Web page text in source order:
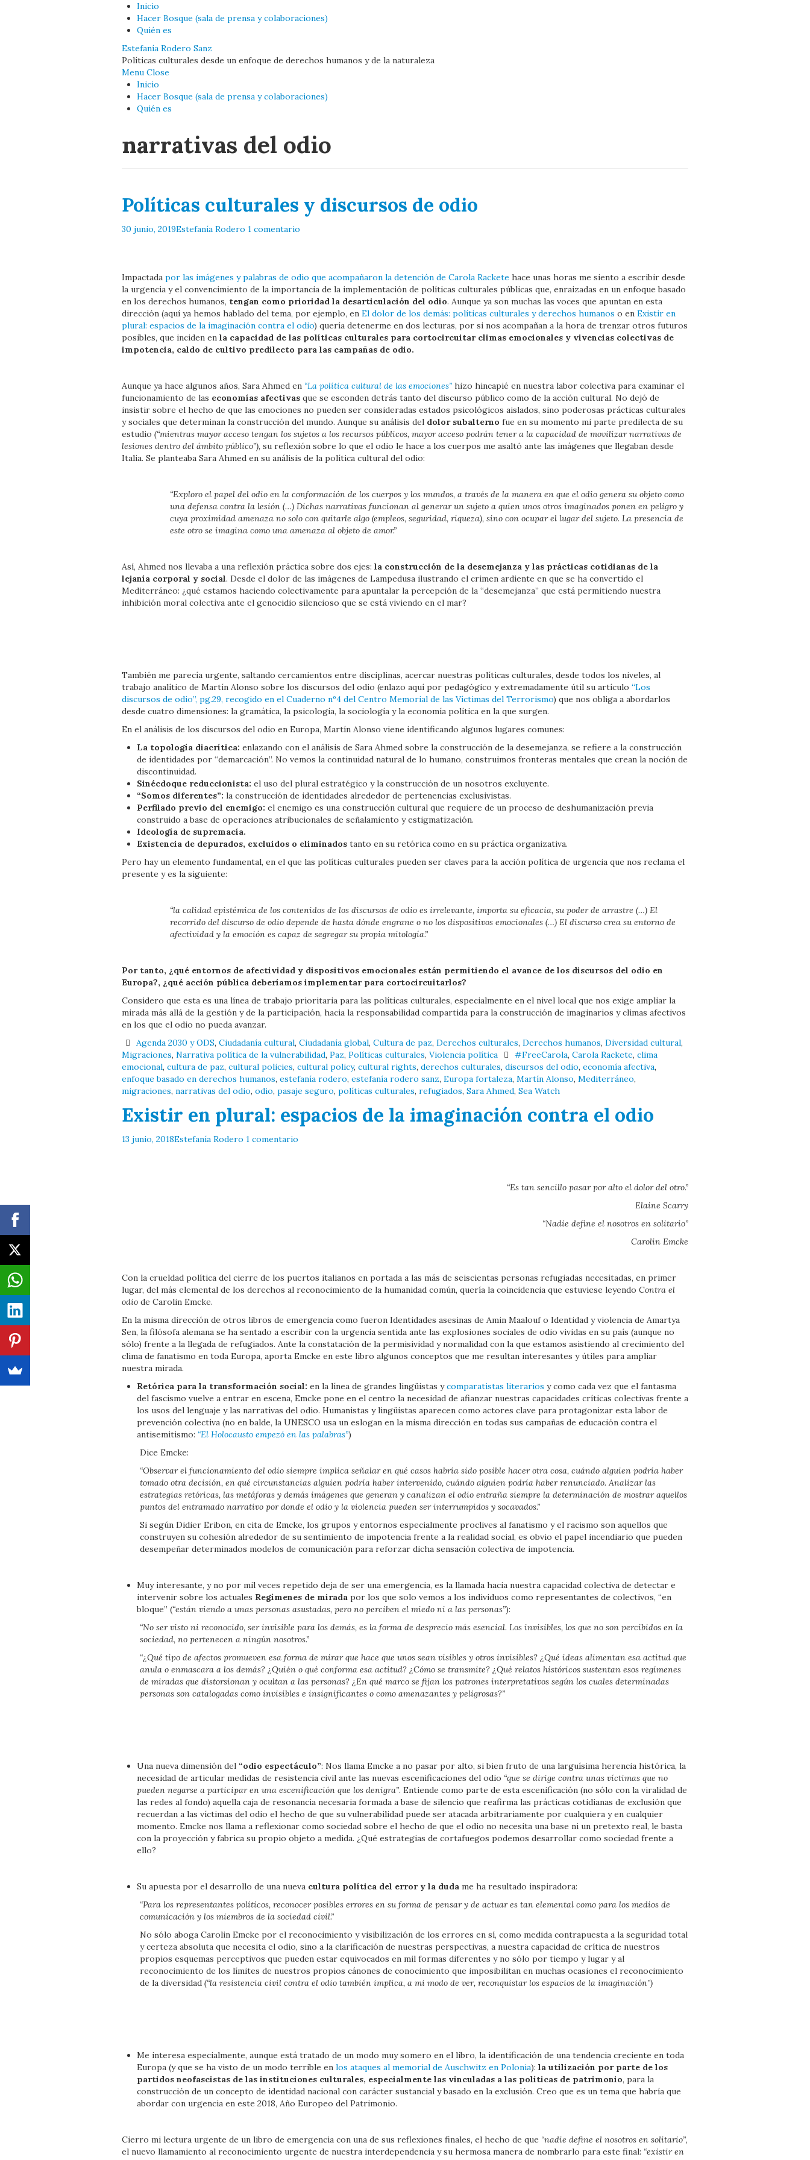
Inicio
Hacer Bosque (sala de prensa y colaboraciones)
Quién es
Estefanía Rodero Sanz
Políticas culturales desde un enfoque de derechos humanos y de la naturaleza
Menu Close
Inicio
Hacer Bosque (sala de prensa y colaboraciones)
Quién es
narrativas del odio
Políticas culturales y discursos de odio
30 junio, 2019Estefanía Rodero 1 comentario
Impactada por las imágenes y palabras de odio que acompañaron la detención de Carola Rackete hace unas horas me siento a escribir desde
la urgencia y el convencimiento de la importancia de la implementación de políticas culturales públicas que, enraizadas en un enfoque basado
en los derechos humanos, tengan como prioridad la desarticulación del odio. Aunque ya son muchas las voces que apuntan en esta
dirección (aquí ya hemos hablado del tema, por ejemplo, en El dolor de los demás: políticas culturales y derechos humanos o en Existir en
plural: espacios de la imaginación contra el odio) quería detenerme en dos lecturas, por si nos acompañan a la hora de trenzar otros futuros
posibles, que inciden en la capacidad de las políticas culturales para cortocircuitar climas emocionales y vivencias colectivas de
impotencia, caldo de cultivo predilecto para las campañas de odio.
Aunque ya hace algunos años, Sara Ahmed en “La política cultural de las emociones” hizo hincapié en nuestra labor colectiva para examinar el
funcionamiento de las economías afectivas que se esconden detrás tanto del discurso público como de la acción cultural. No dejó de
insistir sobre el hecho de que las emociones no pueden ser consideradas estados psicológicos aislados, sino poderosas prácticas culturales
y sociales que determinan la construcción del mundo. Aunque su análisis del dolor subalterno fue en su momento mi parte predilecta de su
estudio (“mientras mayor acceso tengan los sujetos a los recursos públicos, mayor acceso podrán tener a la capacidad de movilizar narrativas de
lesiones dentro del ámbito público”), su reflexión sobre lo que el odio le hace a los cuerpos me asaltó ante las imágenes que llegaban desde
Italia. Se planteaba Sara Ahmed en su análisis de la política cultural del odio:
“Exploro el papel del odio en la conformación de los cuerpos y los mundos, a través de la manera en que el odio genera su objeto como
una defensa contra la lesión (…) Dichas narrativas funcionan al generar un sujeto a quien unos otros imaginados ponen en peligro y
cuya proximidad amenaza no solo con quitarle algo (empleos, seguridad, riqueza), sino con ocupar el lugar del sujeto. La presencia de
este otro se imagina como una amenaza al objeto de amor.”
Así, Ahmed nos llevaba a una reflexión práctica sobre dos ejes: la construcción de la desemejanza y las prácticas cotidianas de la
lejanía corporal y social. Desde el dolor de las imágenes de Lampedusa ilustrando el crimen ardiente en que se ha convertido el
Mediterráneo: ¿qué estamos haciendo colectivamente para apuntalar la percepción de la “desemejanza” que está permitiendo nuestra
inhibición moral colectiva ante el genocidio silencioso que se está viviendo en el mar?
También me parecía urgente, saltando cercamientos entre disciplinas, acercar nuestras políticas culturales, desde todos los niveles, al
trabajo analítico de Martín Alonso sobre los discursos del odio (enlazo aquí por pedagógico y extremadamente útil su artículo “Los
discursos de odio”, pg.29, recogido en el Cuaderno nº4 del Centro Memorial de las Víctimas del Terrorismo) que nos obliga a abordarlos
desde cuatro dimensiones: la gramática, la psicología, la sociología y la economía política en la que surgen.
En el análisis de los discursos del odio en Europa, Martín Alonso viene identificando algunos lugares comunes:
La topología diacrítica: enlazando con el análisis de Sara Ahmed sobre la construcción de la desemejanza, se refiere a la construcción
de identidades por “demarcación”. No vemos la continuidad natural de lo humano, construimos fronteras mentales que crean la noción de
discontinuidad.
Sinécdoque reduccionista: el uso del plural estratégico y la construcción de un nosotros excluyente.
“Somos diferentes”: la construcción de identidades alrededor de pertenencias exclusivistas.
Perfilado previo del enemigo: el enemigo es una construcción cultural que requiere de un proceso de deshumanización previa
construido a base de operaciones atribucionales de señalamiento y estigmatización.
Ideología de supremacía.
Existencia de depurados, excluidos o eliminados tanto en su retórica como en su práctica organizativa.
Pero hay un elemento fundamental, en el que las políticas culturales pueden ser claves para la acción política de urgencia que nos reclama el
presente y es la siguiente:
“la calidad epistémica de los contenidos de los discursos de odio es irrelevante, importa su eficacia, su poder de arrastre (…) El
recorrido del discurso de odio depende de hasta dónde engrane o no los dispositivos emocionales (…) El discurso crea su entorno de
afectividad y la emoción es capaz de segregar su propia mitología.”
Por tanto, ¿qué entornos de afectividad y dispositivos emocionales están permitiendo el avance de los discursos del odio en
Europa?, ¿qué acción pública deberíamos implementar para cortocircuitarlos?
Considero que esta es una línea de trabajo prioritaria para las políticas culturales, especialmente en el nivel local que nos exige ampliar la
mirada más allá de la gestión y de la participación, hacia la responsabilidad compartida para la construcción de imaginarios y climas afectivos
en los que el odio no pueda avanzar.
Agenda 2030 y ODS, Ciudadanía cultural, Ciudadanía global, Cultura de paz, Derechos culturales, Derechos humanos, Diversidad cultural,
Migraciones, Narrativa política de la vulnerabilidad, Paz, Políticas culturales, Violencia política #FreeCarola, Carola Rackete, clima
emocional, cultura de paz, cultural policies, cultural policy, cultural rights, derechos culturales, discursos del odio, economía afectiva,
enfoque basado en derechos humanos, estefanía rodero, estefanía rodero sanz, Europa fortaleza, Martín Alonso, Mediterráneo,
migraciones, narrativas del odio, odio, pasaje seguro, políticas culturales, refugiados, Sara Ahmed, Sea Watch
Existir en plural: espacios de la imaginación contra el odio
13 junio, 2018Estefanía Rodero 1 comentario
“Es tan sencillo pasar por alto el dolor del otro.”
Elaine Scarry
“Nadie define el nosotros en solitario”
Carolin Emcke
Con la crueldad política del cierre de los puertos italianos en portada a las más de seiscientas personas refugiadas necesitadas, en primer
lugar, del más elemental de los derechos al reconocimiento de la humanidad común, quería la coincidencia que estuviese leyendo Contra el
odio de Carolin Emcke.
En la misma dirección de otros libros de emergencia como fueron Identidades asesinas de Amin Maalouf o Identidad y violencia de Amartya
Sen, la filósofa alemana se ha sentado a escribir con la urgencia sentida ante las explosiones sociales de odio vividas en su país (aunque no
sólo) frente a la llegada de refugiados. Ante la constatación de la permisividad y normalidad con la que estamos asistiendo al crecimiento del
clima de fanatismo en toda Europa, aporta Emcke en este libro algunos conceptos que me resultan interesantes y útiles para ampliar
nuestra mirada.
Retórica para la transformación social: en la línea de grandes lingüistas ycomparatistas literarios y como cada vez que el fantasma
del fascismo vuelve a entrar en escena, Emcke pone en el centro la necesidad de afianzar nuestras capacidades críticas colectivas frente a
los usos del lenguaje y las narrativas del odio. Humanistas y lingüistas aparecen como actores clave para protagonizar esta labor de
prevención colectiva (no en balde, la UNESCO usa un eslogan en la misma dirección en todas sus campañas de educación contra el
antisemitismo: “El Holocausto empezó en las palabras”)
Dice Emcke:
“Observar el funcionamiento del odio siempre implica señalar en qué casos habría sido posible hacer otra cosa, cuándo alguien podría haber
tomado otra decisión, en qué circunstancias alguien podría haber intervenido, cuándo alguien podría haber renunciado. Analizar las
estrategias retóricas, las metáforas y demás imágenes que generan y canalizan el odio entraña siempre la determinación de mostrar aquellos
puntos del entramado narrativo por donde el odio y la violencia pueden ser interrumpidos y socavados.”
Si según Didier Eribon, en cita de Emcke, los grupos y entornos especialmente proclives al fanatismo y el racismo son aquellos que
construyen su cohesión alrededor de su sentimiento de impotencia frente a la realidad social, es obvio el papel incendiario que pueden
desempeñar determinados modelos de comunicación para reforzar dicha sensación colectiva de impotencia.
Muy interesante, y no por mil veces repetido deja de ser una emergencia, es la llamada hacia nuestra capacidad colectiva de detectar e
intervenir sobre los actuales Regímenes de mirada por los que solo vemos a los individuos como representantes de colectivos, “en
bloque” (“están viendo a unas personas asustadas, pero no perciben el miedo ni a las personas”):
“No ser visto ni reconocido, ser invisible para los demás, es la forma de desprecio más esencial. Los invisibles, los que no son percibidos en la
sociedad, no pertenecen a ningún nosotros.”
“¿Qué tipo de afectos promueven esa forma de mirar que hace que unos sean visibles y otros invisibles? ¿Qué ideas alimentan esa actitud que
anula o enmascara a los demás? ¿Quién o qué conforma esa actitud? ¿Cómo se transmite? ¿Qué relatos históricos sustentan esos regímenes
de miradas que distorsionan y ocultan a las personas? ¿En qué marco se fijan los patrones interpretativos según los cuales determinadas
personas son catalogadas como invisibles e insignificantes o como amenazantes y peligrosas?”
Una nueva dimensión del “odio espectáculo”: Nos llama Emcke a no pasar por alto, si bien fruto de una larguísima herencia histórica, la
necesidad de articular medidas de resistencia civil ante las nuevas escenificaciones del odio “que se dirige contra unas víctimas que no
pueden negarse a participar en una escenificación que los denigra”. Entiende como parte de esta escenificación (no sólo con la viralidad de
las redes al fondo) aquella caja de resonancia necesaria formada a base de silencio que reafirma las prácticas cotidianas de exclusión que
recuerdan a las víctimas del odio el hecho de que su vulnerabilidad puede ser atacada arbitrariamente por cualquiera y en cualquier
momento. Emcke nos llama a reflexionar como sociedad sobre el hecho de que el odio no necesita una base ni un pretexto real, le basta
con la proyección y fabrica su propio objeto a medida. ¿Qué estrategias de cortafuegos podemos desarrollar como sociedad frente a
ello?
Su apuesta por el desarrollo de una nueva cultura política del error y la duda me ha resultado inspiradora:
“Para los representantes políticos, reconocer posibles errores en su forma de pensar y de actuar es tan elemental como para los medios de
comunicación y los miembros de la sociedad civil.”
No sólo aboga Carolin Emcke por el reconocimiento y visibilización de los errores en sí, como medida contrapuesta a la seguridad total
y certeza absoluta que necesita el odio, sino a la clarificación de nuestras perspectivas, a nuestra capacidad de crítica de nuestros
propios esquemas perceptivos que pueden estar equivocados en mil formas diferentes y no sólo por tiempo y lugar y al
reconocimiento de los límites de nuestros propios cánones de conocimiento que imposibilitan en muchas ocasiones el reconocimiento
de la diversidad (“la resistencia civil contra el odio también implica, a mi modo de ver, reconquistar los espacios de la imaginación”)
Me interesa especialmente, aunque está tratado de un modo muy somero en el libro, la identificación de una tendencia creciente en toda
Europa (y que se ha visto de un modo terrible en los ataques al memorial de Auschwitz en Polonia): la utilización por parte de los
partidos neofascistas de las instituciones culturales, especialmente las vinculadas a las políticas de patrimonio, para la
construcción de un concepto de identidad nacional con carácter sustancial y basado en la exclusión. Creo que es un tema que habría que
abordar con urgencia en este 2018, Año Europeo del Patrimonio.
Cierro mi lectura urgente de un libro de emergencia con una de sus reflexiones finales, el hecho de que “nadie define el nosotros en solitario”,
el nuevo llamamiento al reconocimiento urgente de nuestra interdependencia y su hermosa manera de nombrarlo para este final: “existir en